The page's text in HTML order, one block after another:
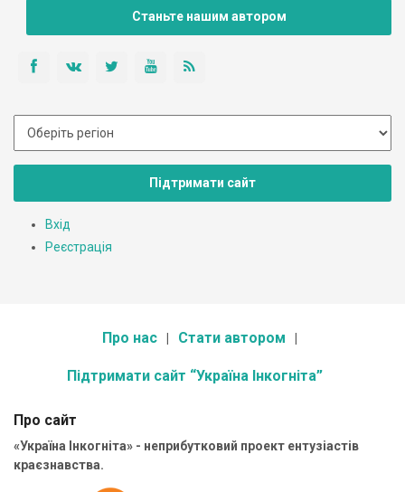
Станьте нашим автором
Підтримати сайт
Вхід
Реєстрація
Про нас Стати автором
Підтримати сайт “Україна Інкогніта”
Про сайт
«Україна Інкогніта» - неприбутковий проект ентузіастів
краєзнавства.